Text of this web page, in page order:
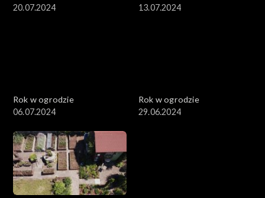
20.07.2024
13.07.2024
Rok w ogrodzie
06.07.2024
Rok w ogrodzie
29.06.2024